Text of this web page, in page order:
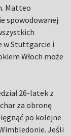
Matteo
spowodowanej
w Stuttgarcie i
Włoch może
26-latek z
za obronę
po kolejne
Jeśli